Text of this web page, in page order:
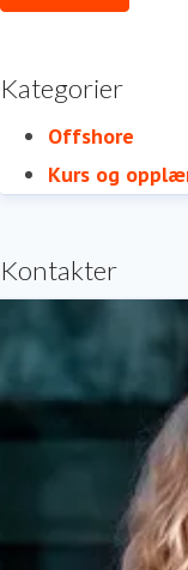
Kategorier
Offshore
Kurs og
Kontakter